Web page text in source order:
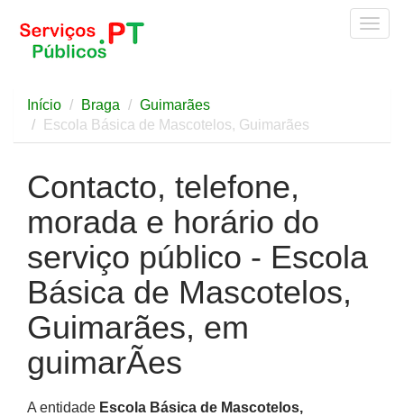
Início Braga
Guimarães
Escola Básica de Mascotelos, Guimarães
Contacto, telefone,
morada e horário do
serviço público - Escola
Básica de Mascotelos,
Guimarães, em
guimarÃes
A entidade Escola Básica de Mascotelos,